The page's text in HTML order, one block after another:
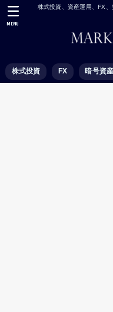
株式投資、資産運用、FX
株式投資 FX 暗号資産
MENU